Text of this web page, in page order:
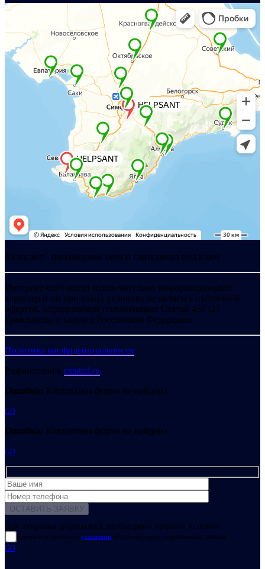
Хелпсант - инженерные сети и сантехника под ключ
Интернет-сайт носит исключительно информационный
характер и ни при каких условиях не является публичной
офертой, определяемой положениями Статьи 437 (2)
Гражданского кодекса Российской Федерации.
Политика конфиденциальности
Разработано в exsited.ru
Ошибка: Контактная форма не найдена.
GO
Ошибка: Контактная форма не найдена.
GO
Для отправки формы вам необходимо принять условия:
прочитал и согласен с условиями обработки своих персональных данных
GO